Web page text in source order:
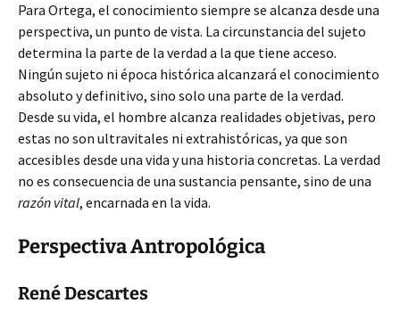
Para Ortega, el conocimiento siempre se alcanza desde una
perspectiva, un punto de vista. La circunstancia del sujeto
determina la parte de la verdad a la que tiene acceso.
Ningún sujeto ni época histórica alcanzará el conocimiento
absoluto y definitivo, sino solo una parte de la verdad.
Desde su vida, el hombre alcanza realidades objetivas, pero
estas no son ultravitales ni extrahistóricas, ya que son
accesibles desde una vida y una historia concretas. La verdad
no es consecuencia de una sustancia pensante, sino de una
razón vital, encarnada en la vida.
Perspectiva Antropológica
René Descartes